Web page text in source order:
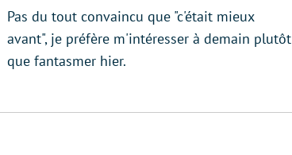
Pas du tout convaincu que "c'était mieux
avant", je préfère m'intéresser à demain plutôt
que fantasmer hier.